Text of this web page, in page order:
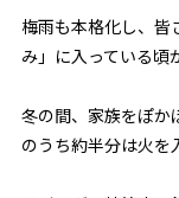
梅雨も本格化し、皆
み」に入っている頃
冬の間、家族をぽか
のうち約半分は火を